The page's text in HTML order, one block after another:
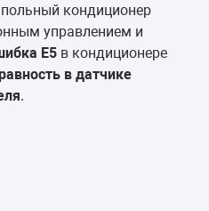
кондиционер
управлением и
E5 в кондиционере
в датчике
.